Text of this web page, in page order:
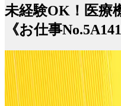
未経験OK！医療
《お仕事No.5A141